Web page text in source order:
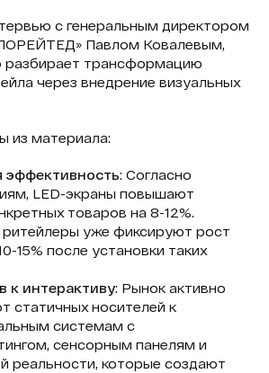
с генеральным директором
Павлом Ковалевым,
разбирает трансформацию
через внедрение визуальных
из материала:
эффективность: Согласно
LED-экраны повышают
товаров на 8-12%.
ритейлеры уже фиксируют рост
15% после установки таких
к интерактиву: Рынок активно
статичных носителей к
системам с
сенсорным панелям и
реальности, которые создают